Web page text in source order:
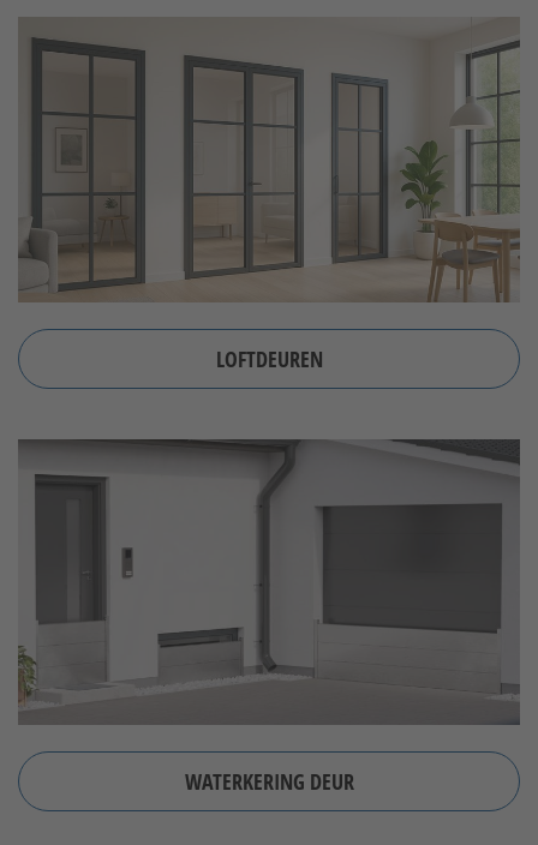
LOFTDEUREN
WATERKERING DEUR